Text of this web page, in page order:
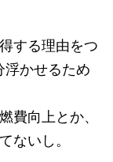
する理由をつ
浮かせるため
費向上とか、
ないし。